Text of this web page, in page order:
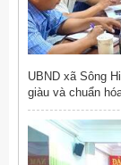
UBND xã Sông
giàu và chuẩn